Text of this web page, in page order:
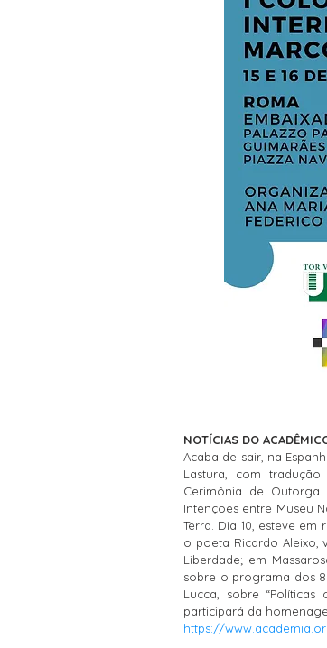
NOTÍCIAS DO
Acaba de sair, na
Lastura, com
Cerimônia de
Intenções entre Museu
Terra. Dia 10, esteve
o poeta Ricardo Aleixo,
Liberdade; em
sobre o programa dos
Lucca, sobre
participará da
https://